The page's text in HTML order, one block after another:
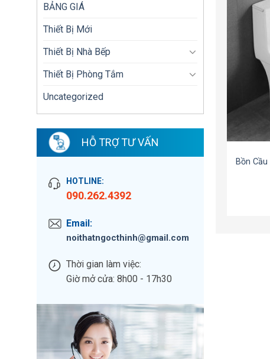
BẢNG GIÁ
Thiết Bị Mới
Thiết Bị Nhà Bếp
Thiết Bị Phòng Tắm
Uncategorized
HỖ TRỢ TƯ VẤN
HOTLINE:
090.262.4392
Email:
noithatngocthinh@gmail.com
Thời gian làm việc:
Giờ mở cửa: 8h00 - 17h30
Bồn